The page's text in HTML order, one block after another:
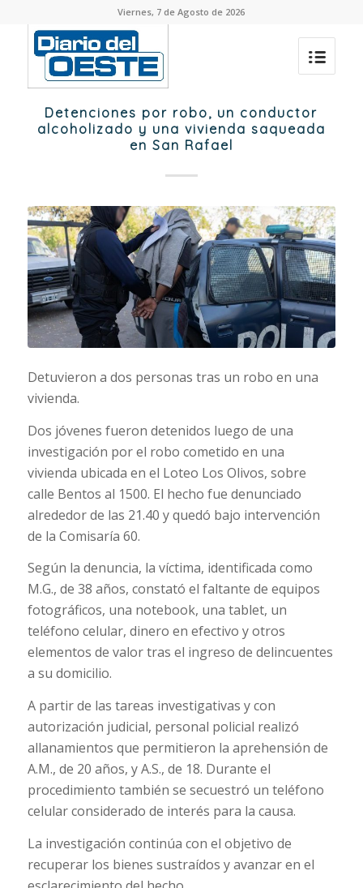
Viernes, 7 de Agosto de 2026
Detenciones por robo, un conductor
alcoholizado y una vivienda saqueada
en San Rafael
Detuvieron a dos personas tras un robo en una
vivienda.
Dos jóvenes fueron detenidos luego de una
investigación por el robo cometido en una
vivienda ubicada en el Loteo Los Olivos, sobre
calle Bentos al 1500. El hecho fue denunciado
alrededor de las 21.40 y quedó bajo intervención
de la Comisaría 60.
Según la denuncia, la víctima, identificada como
M.G., de 38 años, constató el faltante de equipos
fotográficos, una notebook, una tablet, un
teléfono celular, dinero en efectivo y otros
elementos de valor tras el ingreso de delincuentes
a su domicilio.
A partir de las tareas investigativas y con
autorización judicial, personal policial realizó
allanamientos que permitieron la aprehensión de
A.M., de 20 años, y A.S., de 18. Durante el
procedimiento también se secuestró un teléfono
celular considerado de interés para la causa.
La investigación continúa con el objetivo de
recuperar los bienes sustraídos y avanzar en el